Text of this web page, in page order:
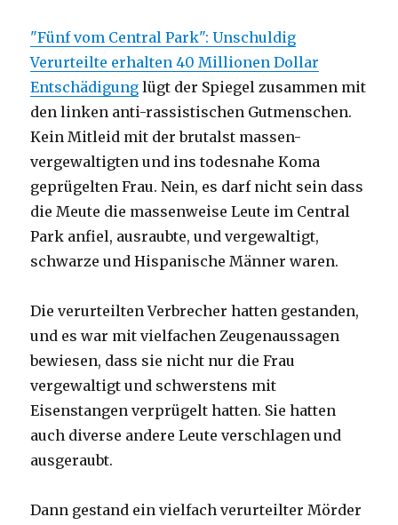
"Fünf vom Central Park": Unschuldig
Verurteilte erhalten 40 Millionen Dollar
Entschädigung lügt der Spiegel zusammen mit
den linken anti-rassistischen Gutmenschen.
Kein Mitleid mit der brutalst massen-
vergewaltigten und ins todesnahe Koma
geprügelten Frau. Nein, es darf nicht sein dass
die Meute die massenweise Leute im Central
Park anfiel, ausraubte, und vergewaltigt,
schwarze und Hispanische Männer waren.
Die verurteilten Verbrecher hatten gestanden,
und es war mit vielfachen Zeugenaussagen
bewiesen, dass sie nicht nur die Frau
vergewaltigt und schwerstens mit
Eisenstangen verprügelt hatten. Sie hatten
auch diverse andere Leute verschlagen und
ausgeraubt.
Dann gestand ein vielfach verurteilter Mörder